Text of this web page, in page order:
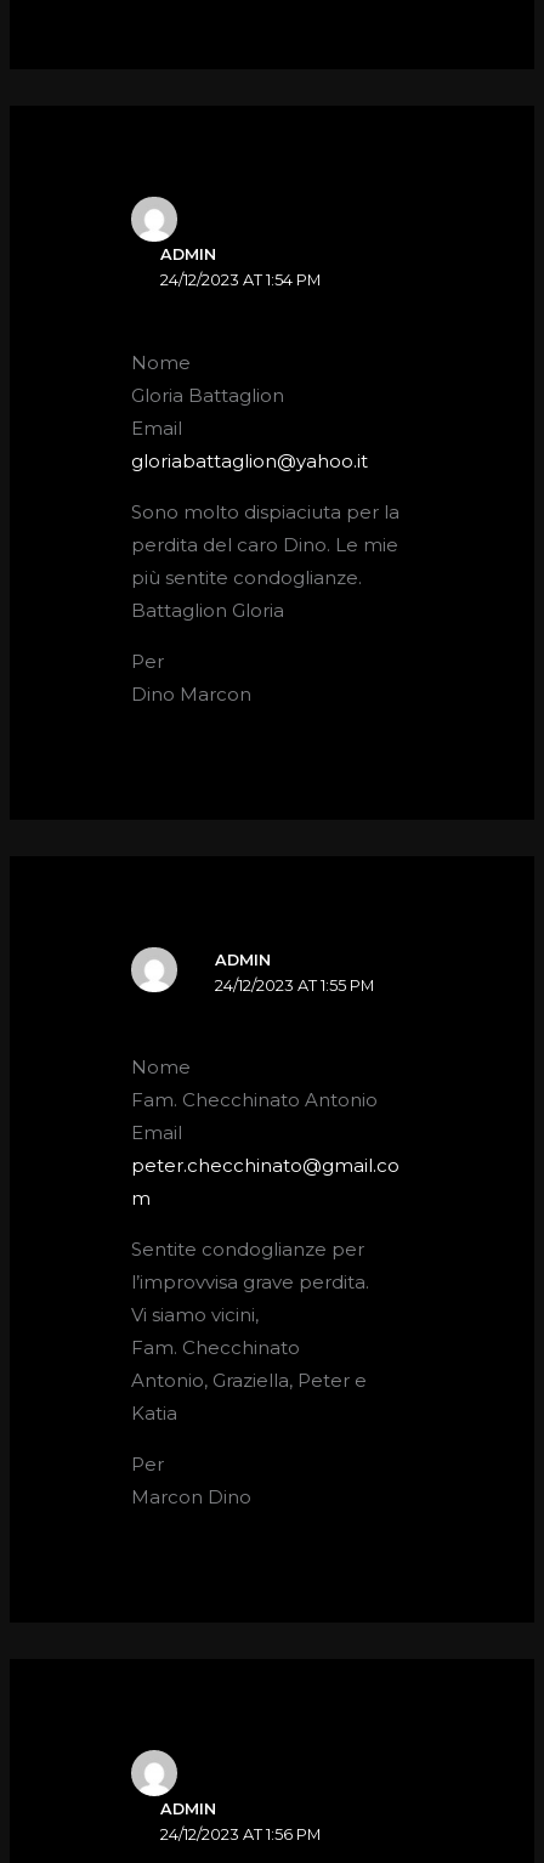
ADMIN
24/12/2023 AT 1:54 PM
Nome
Gloria Battaglion
Email
gloriabattaglion@yahoo.it
Sono molto dispiaciuta per la
perdita del caro Dino. Le mie
più sentite condoglianze.
Battaglion Gloria
Per
Dino Marcon
ADMIN
24/12/2023 AT 1:55 PM
Nome
Fam. Checchinato Antonio
Email
peter.checchinato@gmail.co
m
Sentite condoglianze per
l’improvvisa grave perdita.
Vi siamo vicini,
Fam. Checchinato
Antonio, Graziella, Peter e
Katia
Per
Marcon Dino
ADMIN
24/12/2023 AT 1:56 PM